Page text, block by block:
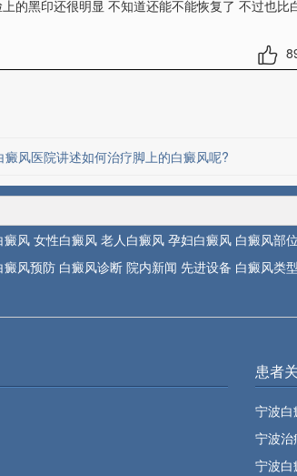
上的黑印还很明显 不知道还能不能恢复了 不过也比
癜风医院讲述如何治疗脚上的白癜风呢?
癜风 女性白癜风 老人白癜风 孕妇白癜风 白癜风部位
癜风预防 白癜风诊断 院内新闻 先进设备 白癜风类型
患者
宁波白
宁波治
宁波